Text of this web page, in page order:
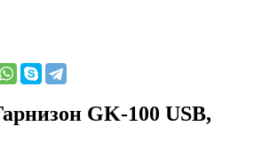
GK-100 USB,